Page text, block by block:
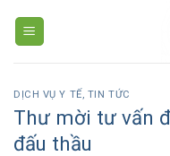
DỊCH VỤ Y TẾ, TIN TỨC
Thư mời tư vấn
đấu thầu